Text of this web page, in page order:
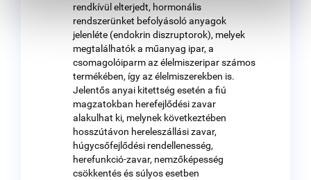
rendkívül elterjedt, hormonális
rendszerünket befolyásoló anyagok
jelenléte (endokrin diszruptorok), melyek
megtalálhatók a műanyag ipar, a
csomagolóiparm az élelmiszeripar számos
termékében, így az élelmiszerekben is.
Jelentős anyai kitettség esetén a fiú
magzatokban herefejlődési zavar
alakulhat ki, melynek következtében
hosszútávon hereleszállási zavar,
húgycsőfejlődési rendellenesség,
herefunkció-zavar, nemzőképesség
csökkentés és súlyos esetben